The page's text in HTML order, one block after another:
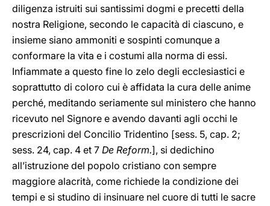
diligenza istruiti sui santissimi dogmi e precetti della
nostra Religione, secondo le capacità di ciascuno, e
insieme siano ammoniti e sospinti comunque a
conformare la vita e i costumi alla norma di essi.
Infiammate a questo fine lo zelo degli ecclesiastici e
soprattutto di coloro cui è affidata la cura delle anime
perché, meditando seriamente sul ministero che hanno
ricevuto nel Signore e avendo davanti agli occhi le
prescrizioni del Concilio Tridentino [sess. 5, cap. 2;
sess. 24, cap. 4 et 7 De Reform.], si dedichino
all’istruzione del popolo cristiano con sempre
maggiore alacrità, come richiede la condizione dei
tempi e si studino di insinuare nel cuore di tutti le sacre